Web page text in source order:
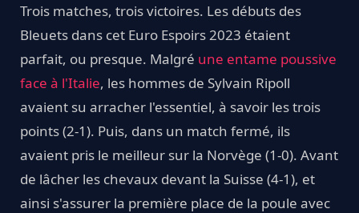
Trois matches, trois victoires. Les débuts des
Bleuets dans cet Euro Espoirs 2023 étaient
parfait, ou presque. Malgré une entame poussive
face à l'Italie, les hommes de Sylvain Ripoll
avaient su arracher l'essentiel, à savoir les trois
points (2-1). Puis, dans un match fermé, ils
avaient pris le meilleur sur la Norvège (1-0). Avant
de lâcher les chevaux devant la Suisse (4-1), et
ainsi s'assurer la première place de la poule avec